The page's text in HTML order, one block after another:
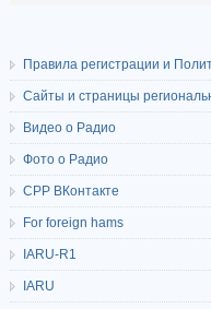
Правила регистрации и
Сайты и страницы
Видео о Радио
Фото о Радио
СРР ВКонтакте
For foreign hams
IARU-R1
IARU